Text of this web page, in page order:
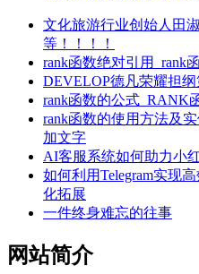
文化旅游行业创始人田
等！！！！
rank函数绝对引用_rank
DEVELOP德凡荣耀担
rank函数的公式_RANK
rank函数的使用方法及
加文字
AI客服系统如何助力小
如何利用Telegram实现
化拓展
一件终身难忘的往事
网站简介